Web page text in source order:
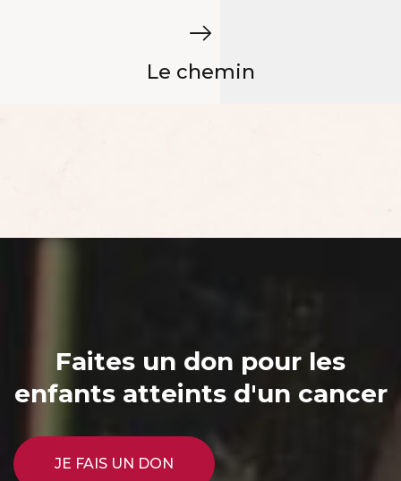
Le chemin
Faites un don pour les
enfants atteints d'un cancer
JE FAIS UN DON